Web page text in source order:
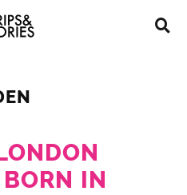
Strips
&
BORN IN